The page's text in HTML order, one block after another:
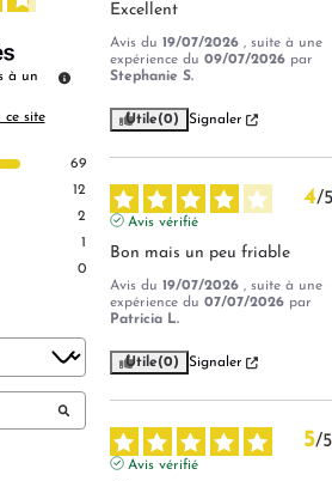
à un
ce site
69
12
2
1
0
Excellent
Avis du 19/07/2026 , suite à une
expérience du 09/07/2026 par
Stephanie S.
Utile(0) Signaler
4/5
Avis vérifié
Bon mais un peu friable
Avis du 19/07/2026 , suite à une
expérience du 07/07/2026 par
Patricia L.
Utile(0) Signaler
5/5
Avis vérifié